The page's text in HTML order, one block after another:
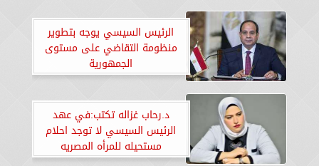
الرئيس السيسي يوجه بتطوير
منظومة التقاضي على مستوى
الجمهورية
د.رحاب غزاله تكتب:في عهد
الرئيس السيسي لا توجد احلام
مستحيله للمرأه المصريه